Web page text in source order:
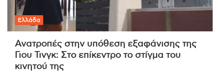
Ελλάδα
Ανατροπές στην υπόθεση εξαφάνισης της
Γιου Τινγκ: Στο επίκεντρο το στίγμα του
κινητού της